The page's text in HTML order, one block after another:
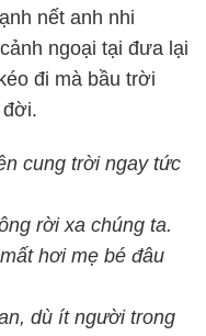
nết anh nhi
ngoại tại đưa lại
đi mà bầu trời
đời.
cung trời ngay tức
rời xa chúng ta.
hơi mẹ bé đâu
dù ít người trong